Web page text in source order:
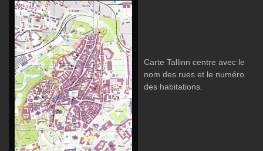
Carte Tallinn centre avec le
nom des rues et le numéro
des habitations.